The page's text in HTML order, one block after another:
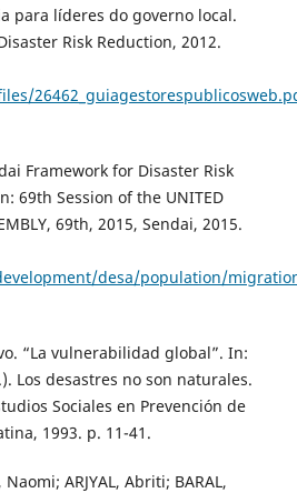
para líderes do governo local.
Risk Reduction, 2012.
Framework for Disaster Risk
69th Session of the UNITED
69th, 2015, Sendai, 2015.
desa/population/
“La vulnerabilidad global”. In:
Los desastres no son naturales.
Sociales en Prevención de
1993. p. 11-41.
Naomi; ARJYAL, Abriti; BARAL,